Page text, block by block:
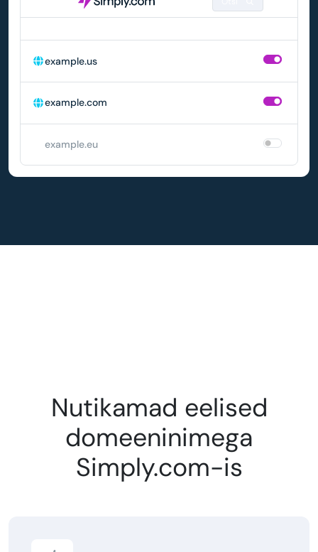
example.us
example.com
example.eu
Nutikamad eelised
domeeninimega
Simply.com-is